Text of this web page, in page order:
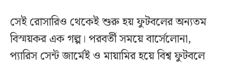
সেই রোসারিও থেকেই শুরু হয় ফুটবলের অন্যতম
বিস্ময়কর এক গল্প। পরবর্তী সময়ে বার্সেলোনা,
প্যারিস সেন্ট জার্মেই ও মায়ামির হয়ে বিশ্ব ফুটবলে